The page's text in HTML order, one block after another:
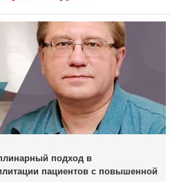
подход в
пациентов с повышенной